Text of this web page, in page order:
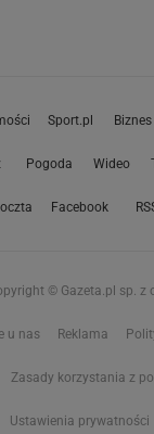
Sport.pl Biznes
Pogoda Wideo
Facebook
© Gazeta.pl sp. z
u nas Reklama
Zasady korzystania z
Ustawienia prywatności